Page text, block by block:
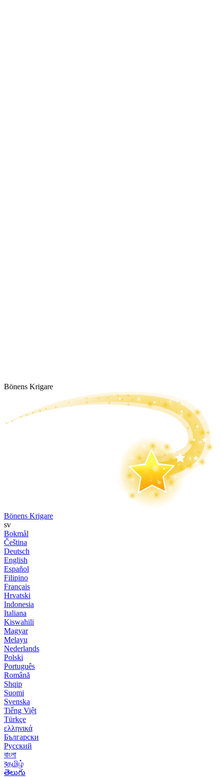
Bönens Krigare
Bönens Krigare
sv
Bokmål
Čeština
Deutsch
English
Español
Filipino
Français
Hrvatski
Indonesia
Italiana
Kiswahili
Magyar
Melayu
Nederlands
Polski
Português
Română
Shqip
Suomi
Svenska
Tiếng Việt
Türkçe
ελληνικά
Български
Русский
বাংলা
বதமிழ்
తెలుగు